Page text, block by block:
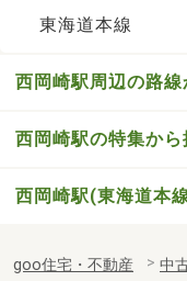
東海道本線
西岡崎駅周辺の路線
西岡崎駅の特集から
西岡崎駅(東海道本
goo住宅・不動産 中